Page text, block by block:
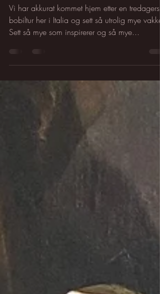
Kari Hestnes
30. aug. 2022
4 min lesing
Vi har akkurat kommet hjem etter en tredagers
bobiltur her i Italia og sett så utrolig mye
Sett så mye som inspirerer og så mye...